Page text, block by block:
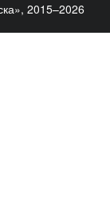
2015–2026